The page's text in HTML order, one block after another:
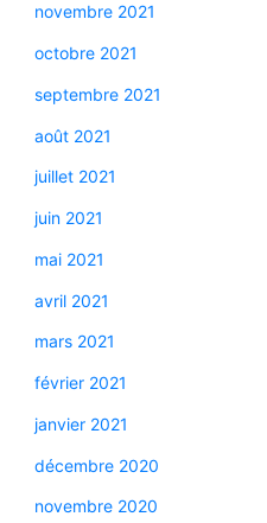
novembre 2021
octobre 2021
septembre 2021
août 2021
juillet 2021
juin 2021
mai 2021
avril 2021
mars 2021
février 2021
janvier 2021
décembre 2020
novembre 2020